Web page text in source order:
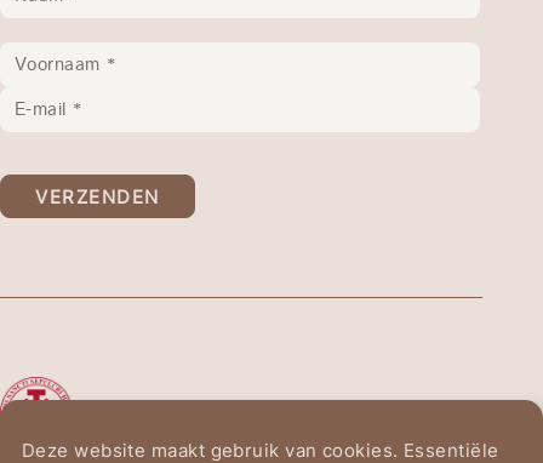
VERZENDEN
Deze website maakt gebruik van cookies. Essentiële